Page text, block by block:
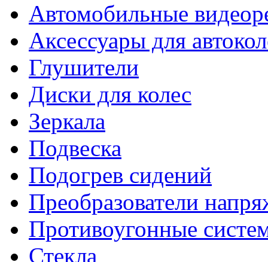
Автомобильные
Аксессуары для
Глушители
Диски для колес
Зеркала
Подвеска
Подогрев сидений
Преобразователи
Противоугонные
Стекла